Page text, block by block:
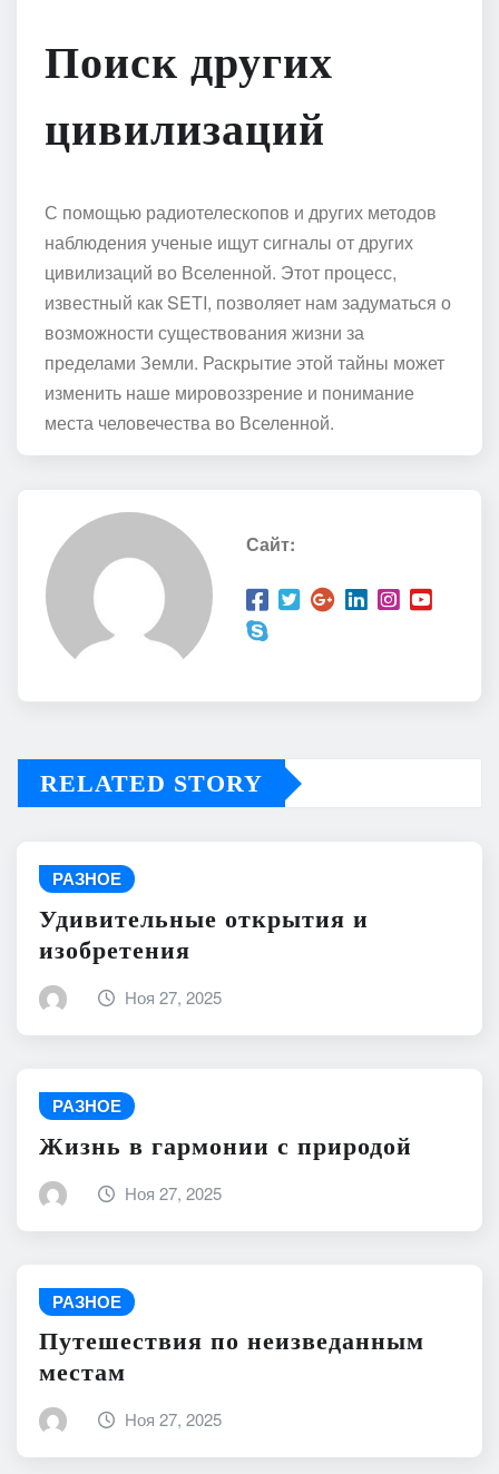
Поиск других
цивилизаций
С помощью радиотелескопов и других методов
наблюдения ученые ищут сигналы от других
цивилизаций во Вселенной. Этот процесс,
известный как SETI, позволяет нам задуматься о
возможности существования жизни за
пределами Земли. Раскрытие этой тайны может
изменить наше мировоззрение и понимание
места человечества во Вселенной.
Сайт:
RELATED STORY
РАЗНОЕ
Удивительные открытия и
изобретения
Ноя 27, 2025
РАЗНОЕ
Жизнь в гармонии с природой
Ноя 27, 2025
РАЗНОЕ
Путешествия по неизведанным
местам
Ноя 27, 2025